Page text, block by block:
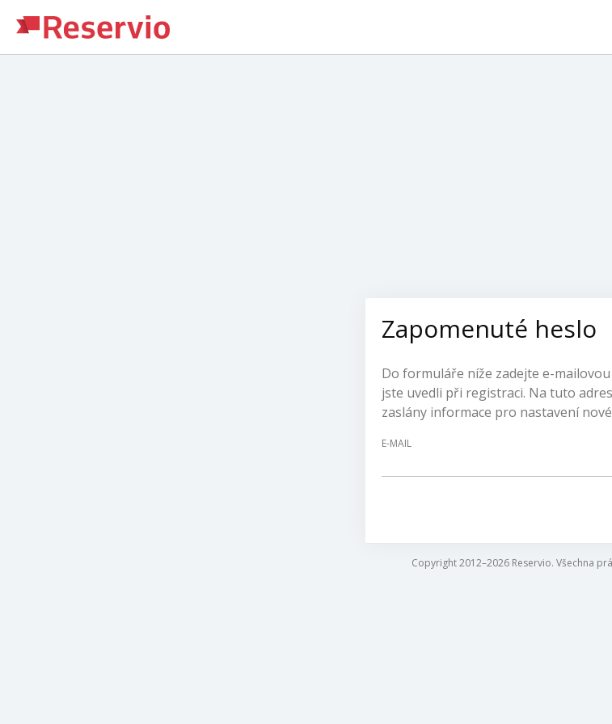
Zapomenuté heslo
Do formuláře níže zadejte e-
jste uvedli při registraci. Na tuto
zaslány informace pro nastavení
E-MAIL
Copyright 2012–2026 Reservio. Všechna